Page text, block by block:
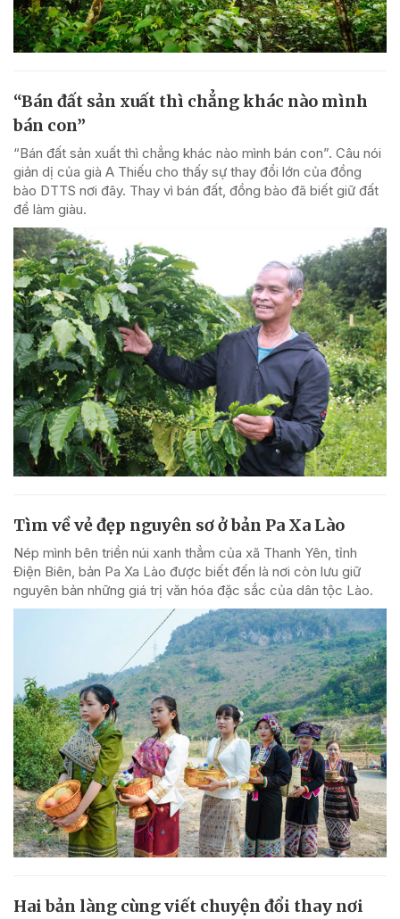
“Bán đất sản xuất thì chẳng khác nào mình
bán con”
“Bán đất sản xuất thì chẳng khác nào mình bán con”. Câu nói
giản dị của già A Thiếu cho thấy sự thay đổi lớn của đồng
bào DTTS nơi đây. Thay vì bán đất, đồng bào đã biết giữ đất
để làm giàu.
Tìm về vẻ đẹp nguyên sơ ở bản Pa Xa Lào
Nép mình bên triền núi xanh thẳm của xã Thanh Yên, tỉnh
Điện Biên, bản Pa Xa Lào được biết đến là nơi còn lưu giữ
nguyên bản những giá trị văn hóa đặc sắc của dân tộc Lào.
Hai bản làng cùng viết chuyện đổi thay nơi